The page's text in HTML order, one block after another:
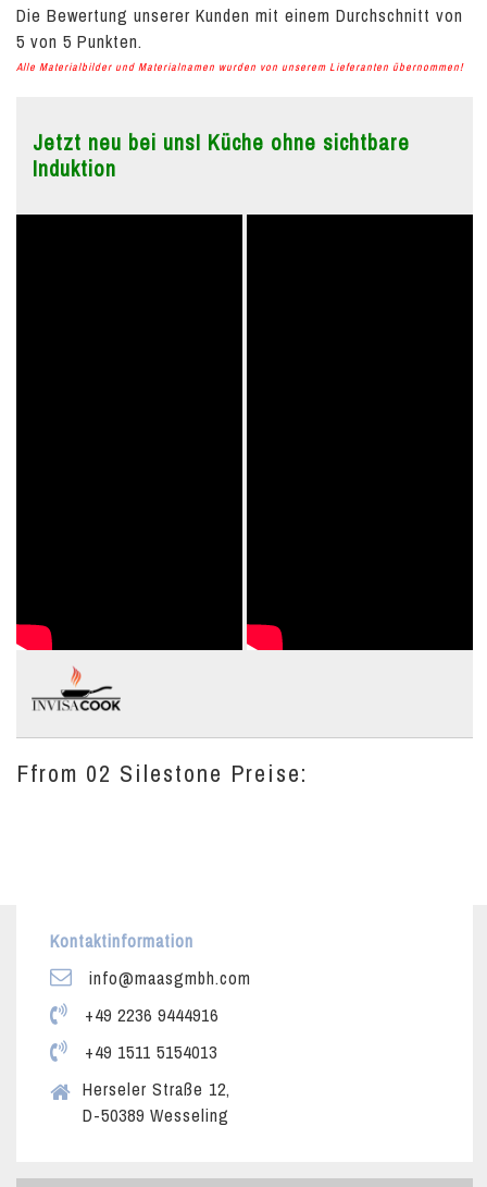
Die Bewertung unserer Kunden mit einem Durchschnitt von
5 von 5 Punkten.
Alle Materialbilder und Materialnamen wurden von unserem Lieferanten übernommen!
Jetzt neu bei uns! Küche ohne sichtbare
Induktion
Ffrom 02 Silestone Preise:
Kontaktinformation
info@maasgmbh.com
+49 2236 9444916
+49 1511 5154013
Herseler Straße 12,
D-50389 Wesseling